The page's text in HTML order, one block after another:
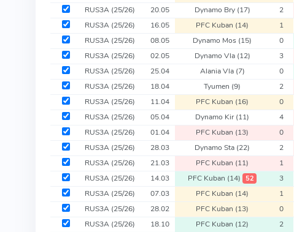
RUS3A (25/26) 20.05 Dynamo Bry (17) 2
RUS3A (25/26) 16.05 PFC Kuban (14) 1
RUS3A (25/26) 08.05 Dynamo Mos (15) 0
RUS3A (25/26) 02.05 Dynamo Vla (12) 3
RUS3A (25/26) 25.04 Alania Vla (7) 0
RUS3A (25/26) 18.04 Tyumen (9) 2
RUS3A (25/26) 11.04 PFC Kuban (16) 0
RUS3A (25/26) 05.04 Dynamo Kir(11) 4
RUS3A (25/26) 01.04 PFC Kuban (13) 0
RUS3A (25/26) 28.03 Dynamo Sta (22) 2
RUS3A (25/26) 21.03 PFC Kuban (11) 1
RUS3A (25/26) 14.03 PFC Kuban (14) 52 3
RUS3A (25/26) 07.03 PFC Kuban (14) 1
RUS3A (25/26) 28.02 PFC Kuban (13) 0
RUS3A (25/26) 18.10 PFC Kuban (12) 2